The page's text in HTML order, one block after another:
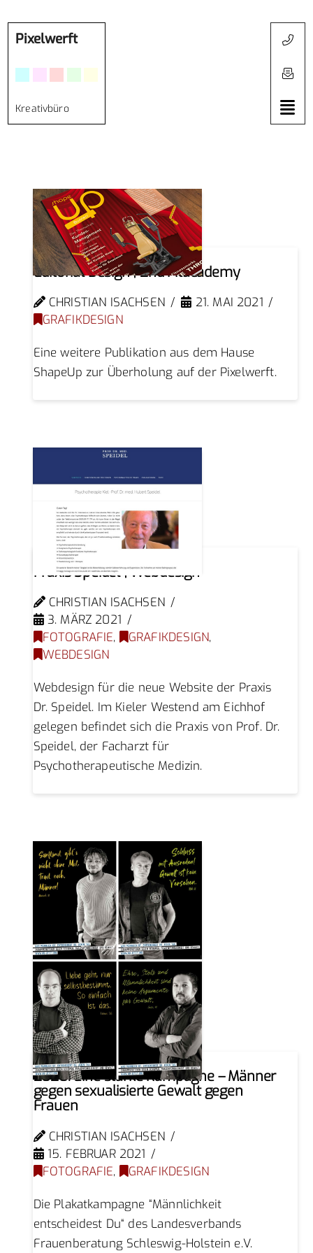
Pixelwerft
Kreativbüro
Editorial Design | 2nd Fitacademy
CHRISTIAN ISACHSEN
21. MAI 2021
GRAFIKDESIGN
Eine weitere Publikation aus dem Hause
ShapeUp zur Überholung auf der Pixelwerft.
Praxis Speidel | Webdesign
CHRISTIAN ISACHSEN
3. MÄRZ 2021
FOTOGRAFIE, GRAFIKDESIGN,
WEBDESIGN
Webdesign für die neue Website der Praxis
Dr. Speidel. Im Kieler Westend am Eichhof
gelegen befindet sich die Praxis von Prof. Dr.
Speidel, der Facharzt für
Psychotherapeutische Medizin.
2020. Eine starke Kampagne – Männer
gegen sexualisierte Gewalt gegen
Frauen
CHRISTIAN ISACHSEN
15. FEBRUAR 2021
FOTOGRAFIE, GRAFIKDESIGN
Die Plakatkampagne “Männlichkeit
entscheidest Du“ des Landesverbands
Frauenberatung Schleswig-Holstein e.V.